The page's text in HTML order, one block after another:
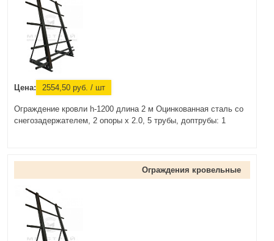
Цена: 2554,50 руб. / шт
Ограждение кровли h-1200 длина 2 м Оцинкованная сталь со
снегозадержателем, 2 опоры х 2.0, 5 трубы, доптрубы: 1
Ограждения кровельные